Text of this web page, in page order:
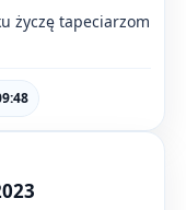
życzę tapeciarzom